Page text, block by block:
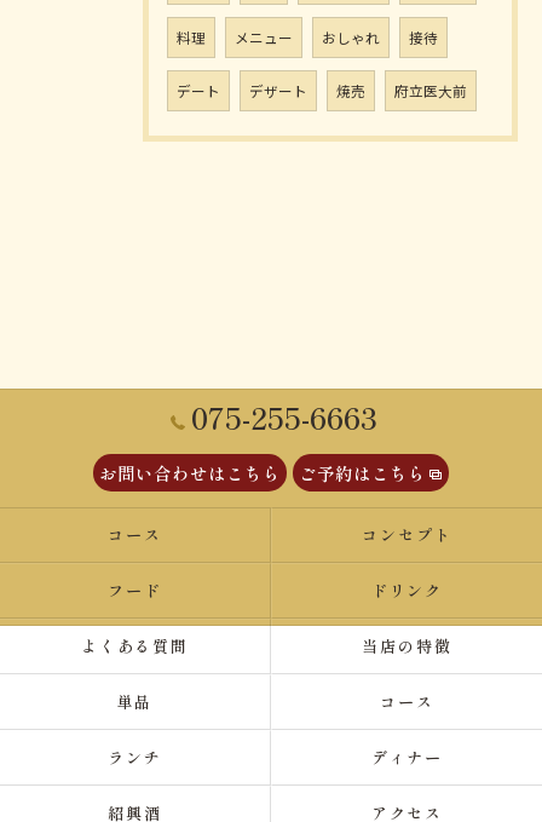
料理 メニュー おしゃれ 接待
デート デザート 焼売 府立医大前
075-255-6663
お問い合わせはこちら ご予約はこちら
コース コンセプト
フード ドリンク
よくある質問 当店の特徴
単品 コース
ランチ ディナー
紹興酒 アクセス